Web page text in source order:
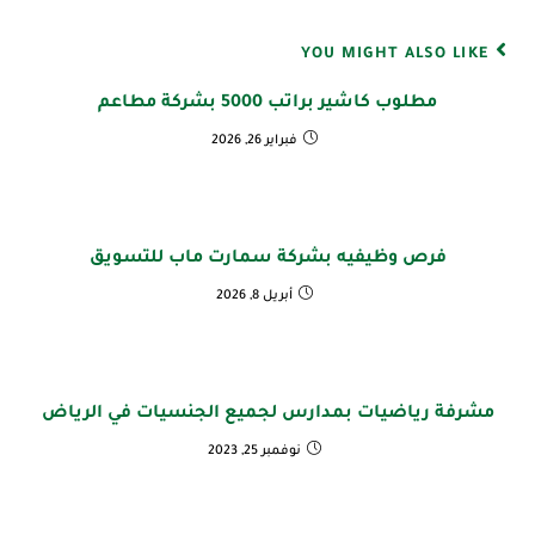
YOU MIGHT ALSO LIKE
مطلوب كاشير براتب 5000 بشركة مطاعم
فبراير 26, 2026
فرص وظيفيه بشركة سمارت ماب للتسويق
أبريل 8, 2026
مشرفة رياضيات بمدارس لجميع الجنسيات في الرياض
نوفمبر 25, 2023